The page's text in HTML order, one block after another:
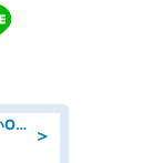
＞
組立・組付け/未経験OK/高収入/日払いOK/寮費無料/日勤